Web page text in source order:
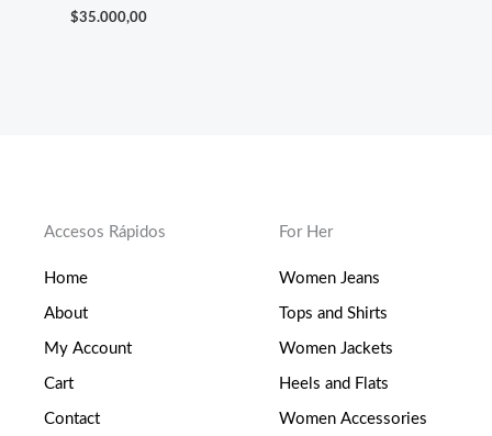
$35.000,00
Accesos Rápidos
Home
About
My Account
Cart
Contact
For Her
Women Jeans
Tops and Shirts
Women Jackets
Heels and Flats
Women Accessories